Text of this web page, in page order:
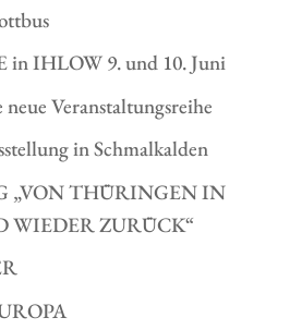
in IHLOW 9. und 10. Juni
Veranstaltungsreihe
in Schmalkalden
„VON THÜRINGEN IN
WIEDER ZURÜCK“